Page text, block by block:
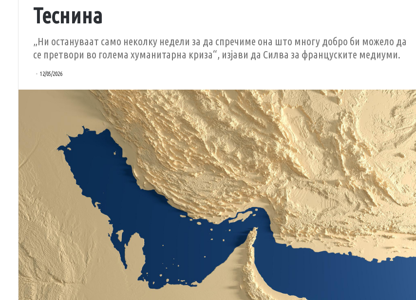
Теснина
„Ни остануваат само неколку недели за да спречиме она што многу добро би можело да
се претвори во голема хуманитарна криза“, изјави да Силва за француските медиуми.
12/05/2026